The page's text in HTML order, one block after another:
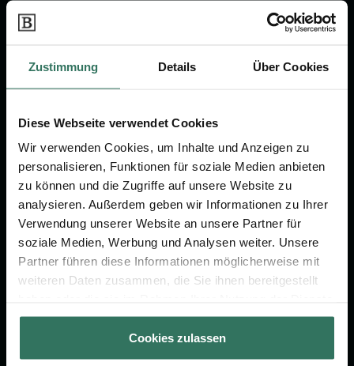
Zustimmung Details Über Cookies
Diese Webseite verwendet Cookies
Wir verwenden Cookies, um Inhalte und Anzeigen zu
personalisieren, Funktionen für soziale Medien anbieten
zu können und die Zugriffe auf unsere Website zu
analysieren. Außerdem geben wir Informationen zu Ihrer
Verwendung unserer Website an unsere Partner für
soziale Medien, Werbung und Analysen weiter. Unsere
Partner führen diese Informationen möglicherweise mit
weiteren Daten zusammen, die Sie ihnen bereitgestellt
gesammelt haben.
Cookies zulassen
Wir sind Ihr Ansprechpartner rund
um das Thema Bestattung &
Vorsorge.
Jetzt beraten lassen
FÜR SIE
Vergleich
Ratgeber
Verzeichnis
FÜR BESTATTER
Online-Portal
Kostenlos registrieren